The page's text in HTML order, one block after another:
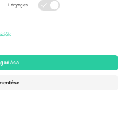
Engelberg, Switzerland